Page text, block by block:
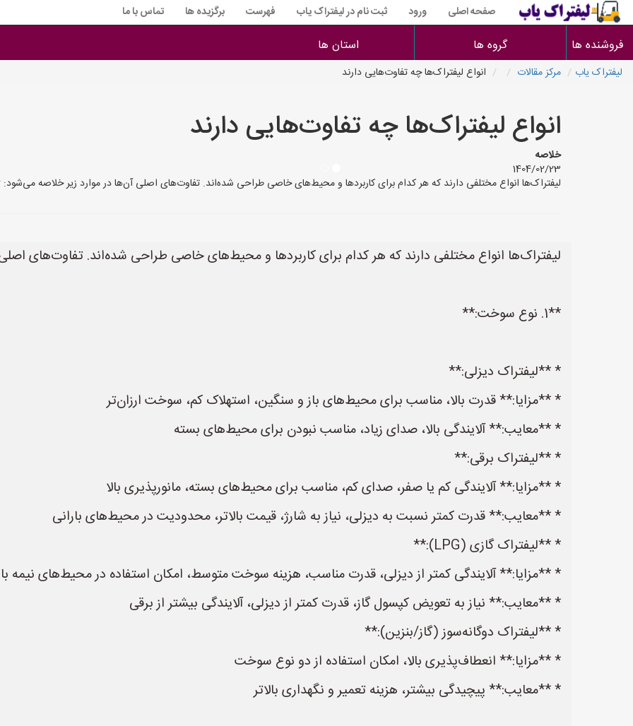
صفحه اصلی ورود ثبت نام در لیفتراک یاب فهرست برگزیده ها تماس با ما
فروشنده ها گروه ها استان ها
لیفتراک یاب مرکز مقالات انواع لیفتراک‌ها چه تفاوت‌هایی دارند
انواع لیفتراک‌ها چه تفاوت‌هایی دارند
خلاصه
1404/02/23
لیفتراک‌ها انواع مختلفی دارند که هر کدام برای کاربردها و محیط‌های خاصی طراحی شده‌اند. تفاوت‌های اصلی آن‌ها در موارد زیر خلاصه می‌شود: **1. نوع سوخت:** * **لیفتراک
لیفتراک‌ها انواع مختلفی دارند که هر کدام برای کاربردها و محیط‌های خاصی طراحی شده‌اند. تفاوت‌های
**1. نوع سوخت:**
* **لیفتراک دیزلی:**
* **مزایا:** قدرت بالا، مناسب برای محیط‌های باز و سنگین، استهلاک کم، سوخت ارزان‌تر
* **معایب:** آلایندگی بالا، صدای زیاد، مناسب نبودن برای محیط‌های بسته
* **لیفتراک برقی:**
* **مزایا:** آلایندگی کم یا صفر، صدای کم، مناسب برای محیط‌های بسته، مانورپذیری بالا
* **معایب:** قدرت کمتر نسبت به دیزلی، نیاز به شارژ، قیمت بالاتر، محدودیت در محیط‌های بارانی
* **لیفتراک گازی (LPG):**
* **مزایا:** آلایندگی کمتر از دیزلی، قدرت مناسب، هزینه سوخت متوسط، امکان استفاده در محیط‌های نیمه
* **معایب:** نیاز به تعویض کپسول گاز، قدرت کمتر از دیزلی، آلایندگی بیشتر از برقی
* **لیفتراک دوگانه‌سوز (گاز/بنزین):**
* **مزایا:** انعطاف‌پذیری بالا، امکان استفاده از دو نوع سوخت
* **معایب:** پیچیدگی بیشتر، هزینه تعمیر و نگهداری بالاتر